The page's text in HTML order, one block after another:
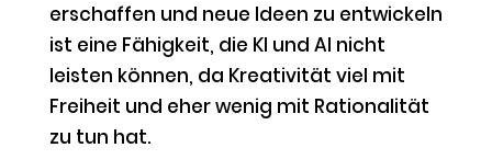
erschaffen und neue Ideen zu entwickeln
ist eine Fähigkeit, die KI und AI nicht
leisten können, da Kreativität viel mit
Freiheit und eher wenig mit Rationalität
zu tun hat.